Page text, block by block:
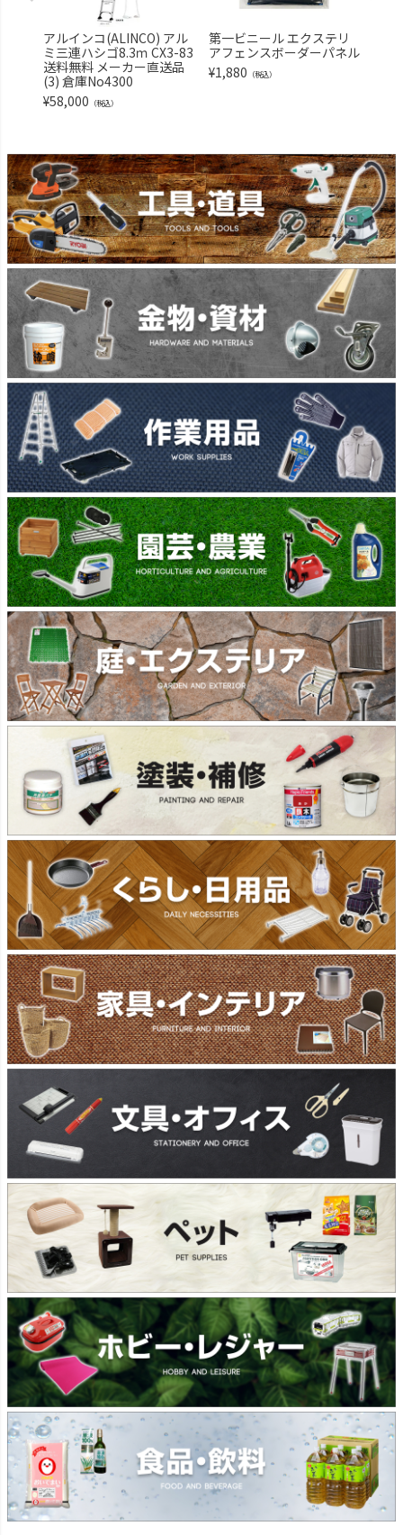
アルインコ(ALINCO) アル
ミ三連ハシゴ8.3ｍ CX3-83
送料無料 メーカー直送品
(3) 倉庫No4300
¥58,000 （税込）
第一ビニール エクステリ
アフェンスボーダーパネル
¥1,880 （税込）